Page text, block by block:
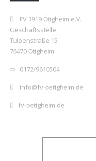
FV 1919 Ötigheim e.V.
Geschäftsstelle
Tulpenstraße 15
76470 Ötigheim
0172/9610504
info@fv-oetigheim.de
fv-oetigheim.de